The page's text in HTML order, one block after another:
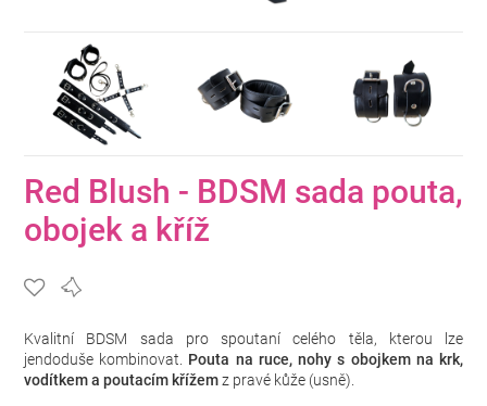
Red Blush - BDSM sada pouta,
obojek a kříž
Kvalitní BDSM sada pro spoutaní celého těla, kterou lze
jendoduše kombinovat. Pouta na ruce, nohy s obojkem na krk,
vodítkem a poutacím křížemz pravé kůže (usně).